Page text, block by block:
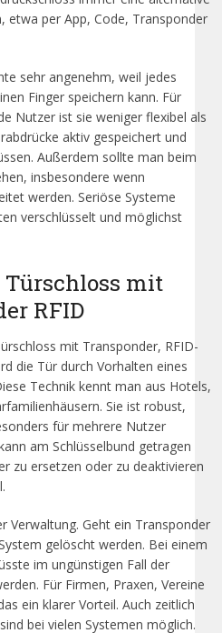
etwa per App, Code, Transponder
sehr angenehm, weil jedes
Finger speichern kann. Für
Nutzer ist sie weniger flexibel als
aktiv gespeichert und
Außerdem sollte man beim
insbesondere wenn
werden. Seriöse Systeme
verschlüsselt und möglichst
mit
RFID
mit Transponder, RFID-
die Tür durch Vorhalten eines
Technik kennt man aus Hotels,
Sie ist robust,
für mehrere Nutzer
am Schlüsselbund getragen
zu ersetzen oder zu deaktivieren
Verwaltung. Geht ein Transponder
gelöscht werden. Bei einem
im ungünstigen Fall der
Für Firmen, Praxen, Vereine
ein klarer Vorteil. Auch zeitlich
bei vielen Systemen möglich.